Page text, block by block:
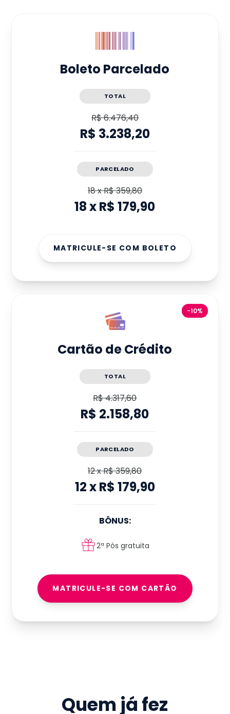
Boleto Parcelado
TOTAL
R$ 6.476,40
R$ 3.238,20
PARCELADO
18xR$ 359,80
18xR$ 179,90
MATRICULE-SE COM BOLETO
-10%
Cartão de Crédito
TOTAL
R$ 4.317,60
R$ 2.158,80
PARCELADO
12xR$ 359,80
12xR$ 179,90
BÔNUS:
2ª Pós gratuita
MATRICULE-SE COM CARTÃO
Quem já fez